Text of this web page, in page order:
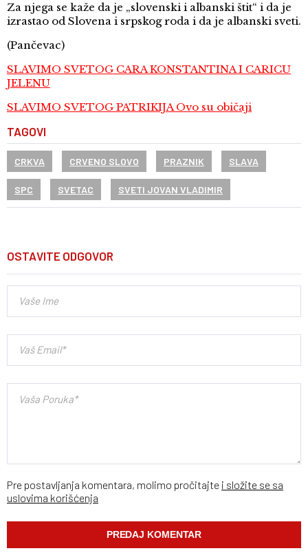
Za njega se kaže da je „slovenski i albanski štit“ i da je
izrastao od Slovena i srpskog roda i da je albanski sveti.
(Pančevac)
SLAVIMO SVETOG CARA KONSTANTINA I CARICU
JELENU
SLAVIMO SVETOG PATRIKIJA Ovo su običaji
TAGOVI
CRKVA CRVENO SLOVO PRAZNIK SLAVA
SPC SVETAC SVETI JOVAN VLADIMIR
OSTAVITE ODGOVOR
Pre postavljanja komentara, molimo pročitajte i složite se sa
uslovima korišćenja